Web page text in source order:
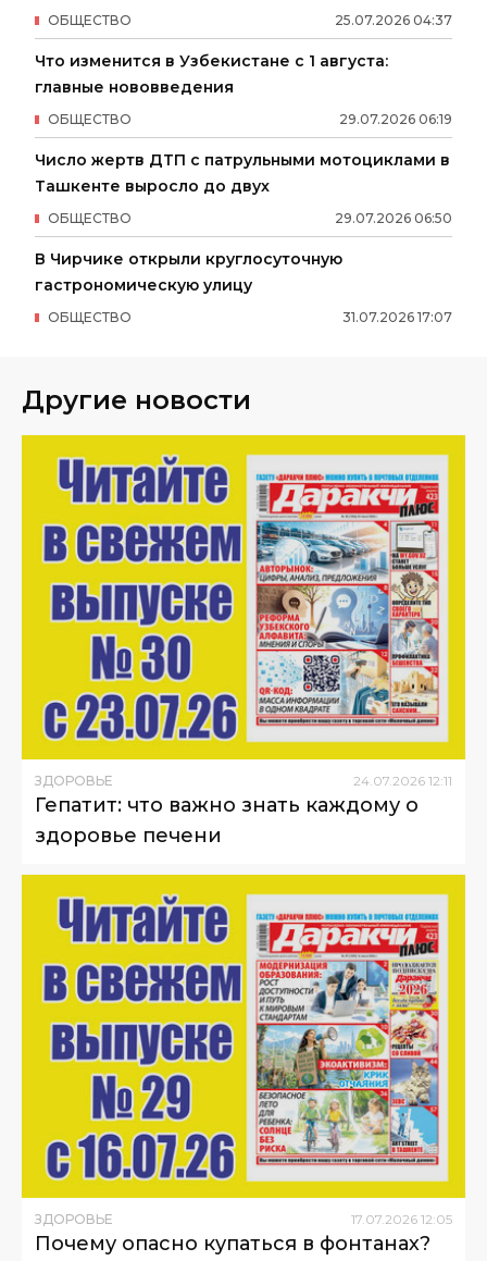
25.07.2026 04:37
ОБЩЕСТВО
Что изменится в Узбекистане с 1 августа:
главные нововведения
29.07.2026 06:19
ОБЩЕСТВО
Число жертв ДТП с патрульными мотоциклами в
Ташкенте выросло до двух
29.07.2026 06:50
ОБЩЕСТВО
В Чирчике открыли круглосуточную
гастрономическую улицу
31.07.2026 17:07
ОБЩЕСТВО
Другие новости
ЗДОРОВЬЕ 24 07 2026 12:11
Гепатит: что важно знать каждому о
здоровье печени
ЗДОРОВЬЕ 17.07.2026 12:05
Почему опасно купаться в фонтанах?